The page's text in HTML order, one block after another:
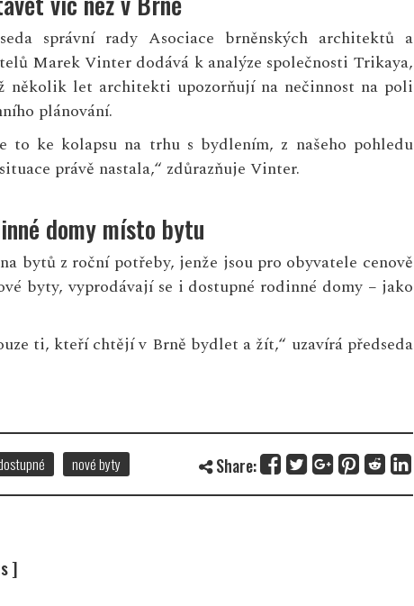
správní rady Asociace brněnských architektů a
Marek Vinter dodává k analýze společnosti Trikaya,
několik let architekti upozorňují na nečinnost na poli
plánování.
to ke kolapsu na trhu s bydlením, z našeho pohledu
právě nastala,“ zdůrazňuje Vinter.
domy místo bytu
bytů z roční potřeby, jenže jsou pro obyvatele cenově
byty, vyprodávají se i dostupné rodinné domy − jako
ti, kteří chtějí v Brně bydlet a žít,“ uzavírá předseda
nové byty Share:
]